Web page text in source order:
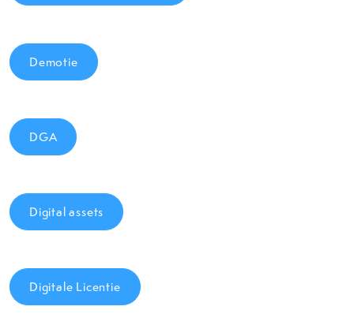
Demotie
DGA
Digital assets
Digitale Licentie